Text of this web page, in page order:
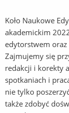
Koło Naukowe
akademickim
edytorstwem
Zajmujemy się
redakcji i korekty
spotkaniach i
nie tylko
także zdobyć